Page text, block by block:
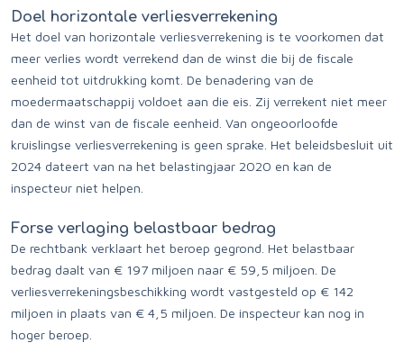
Doel horizontale verliesverrekening
Het doel van horizontale verliesverrekening is te voorkomen dat
meer verlies wordt verrekend dan de winst die bij de fiscale
eenheid tot uitdrukking komt. De benadering van de
moedermaatschappij voldoet aan die eis. Zij verrekent niet meer
dan de winst van de fiscale eenheid. Van ongeoorloofde
kruislingse verliesverrekening is geen sprake. Het beleidsbesluit uit
2024 dateert van na het belastingjaar 2020 en kan de
inspecteur niet helpen.
Forse verlaging belastbaar bedrag
De rechtbank verklaart het beroep gegrond. Het belastbaar
bedrag daalt van € 197 miljoen naar € 59,5 miljoen. De
verliesverrekeningsbeschikking wordt vastgesteld op € 142
miljoen in plaats van € 4,5 miljoen. De inspecteur kan nog in
hoger beroep.